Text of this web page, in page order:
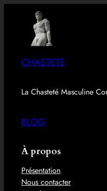
CHASTETE
La Chasteté Masculine
BLOG
À propos
Présentation
Nous contacter